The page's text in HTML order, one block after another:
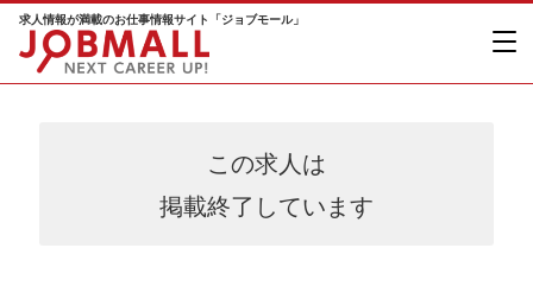
求人情報が満載のお仕事情報サイト「ジョブモール」
この求人は
掲載終了しています